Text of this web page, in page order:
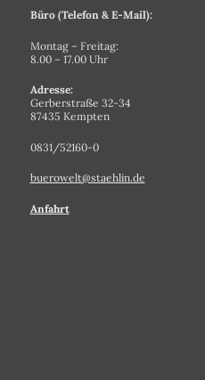
Büro (Telefon & E-Mail):
Montag – Freitag:
8.00 – 17.00 Uhr
Adresse:
Gerberstraße 32-34
87435 Kempten
0831/52160-0
buerowelt@staehlin.de
Anfahrt